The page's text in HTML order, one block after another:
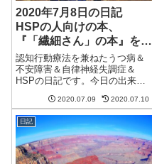
2020年7月8日の日記
HSPの人向けの本、
『「繊細さん」の本』を読
んだ
認知行動療法を兼ねたうつ病＆
不安障害＆自律神経失調症＆
HSPの日記です。今日の出来事
な中妻が図書館と買い物に行っ
てくれた。感謝しかないが、自
分がそれに協力できないのがつ
らい。早く良くなって協力した
い。HSPの人が...
2020.07.09 2020.07.10
日記